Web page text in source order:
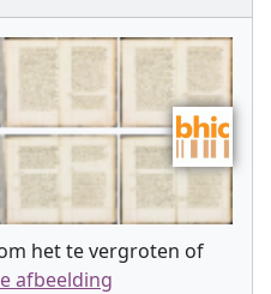
het te vergroten of
afbeelding